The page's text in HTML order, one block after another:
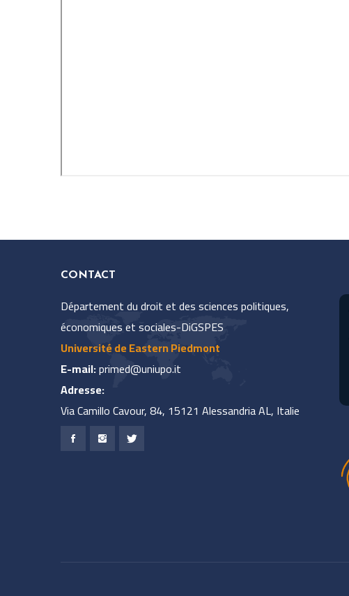
CONTACT
Département du droit et des sciences politiques,
économiques et sociales-DiGSPES
Université de Eastern Piedmont
E-mail:primed@uniupo.it
Adresse:
Via Camillo Cavour, 84, 15121 Alessandria AL, Italie